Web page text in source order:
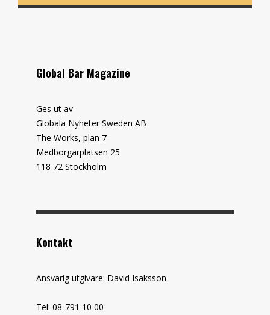
Global Bar Magazine
Ges ut av
Globala Nyheter Sweden AB
The Works, plan 7
Medborgarplatsen 25
118 72 Stockholm
Kontakt
Ansvarig utgivare: David Isaksson
Tel: 08-791 10 00